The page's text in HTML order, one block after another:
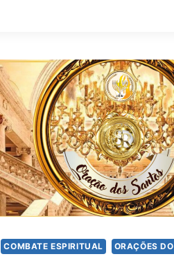
COMBATE ESPIRITUAL ORAÇÕES